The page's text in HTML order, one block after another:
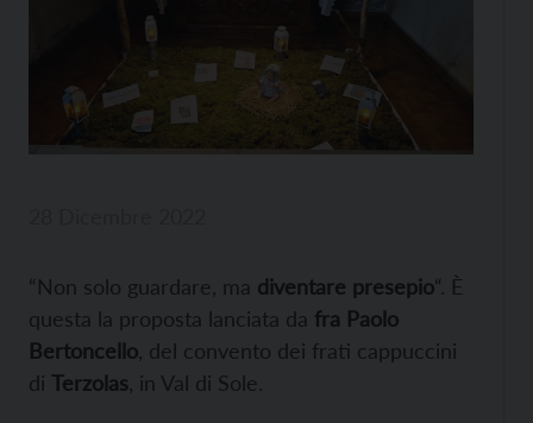
“Non solo guardare, ma diventare presepio“. È
questa la proposta lanciata da fra Paolo
Bertoncello , del convento dei frati cappuccini
di Terzolas , in Val di Sole.